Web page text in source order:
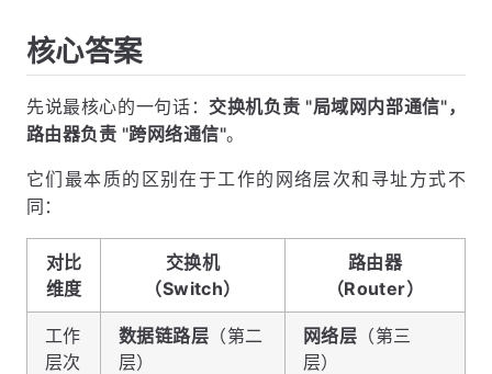
核心答案
先说最核心的一句话： 交换机负责 "局域网内部通信"，
路由器负责 "跨网络通信"。
它们最本质的区别在于工作的网络层次和寻址方式不
同：
对比
维度
交换机
（Switch）
路由器
（Router）
工作
层次
数据链路层 （第二
层）
网络层 （第三
层）